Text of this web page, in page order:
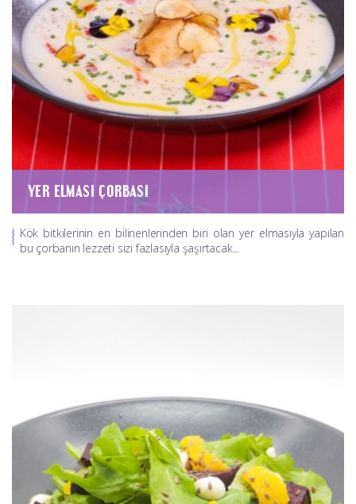
YER ELMASI ÇORBASI
Kök bitkilerinin en bilinenlerinden biri olan yer elmasıyla yapılan
bu çorbanın lezzeti sizi fazlasıyla şaşırtacak...